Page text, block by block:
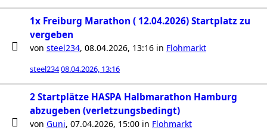
1x Freiburg Marathon ( 12.04.2026) Startplatz zu
vergeben
von steel234, 08.04.2026, 13:16 in Flohmarkt
steel23408.04.2026, 13:16
2 Startplätze HASPA Halbmarathon Hamburg
abzugeben (verletzungsbedingt)
von Guni, 07.04.2026, 15:00 in Flohmarkt